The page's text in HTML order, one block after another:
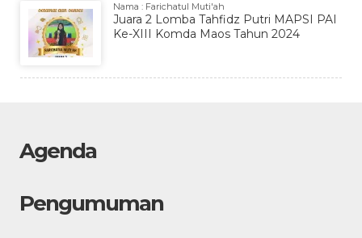
Nama : Farichatul Muti'ah
Juara 2 Lomba Tahfidz Putri MAPSI PAI
Ke-XIII Komda Maos Tahun 2024
Agenda
Pengumuman